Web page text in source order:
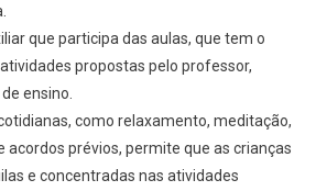
que participa das aulas, que tem o
propostas pelo professor,
ensino.
como relaxamento, meditação,
acordos prévios, permite que as crianças
e concentradas nas atividades